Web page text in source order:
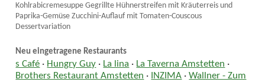
Kohlrabicremesuppe Gegrillte Hühnerstreifen mit Kräuterreis und
Paprika-Gemüse Zucchini-Auflauf mit Tomaten-Couscous
Dessertvariation
Neu eingetragene Restaurants
s Café · Hungry Guy · La lina · La Taverna Amstetten ·
Brothers Restaurant Amstetten · INZIMA ·Wallner - Zum